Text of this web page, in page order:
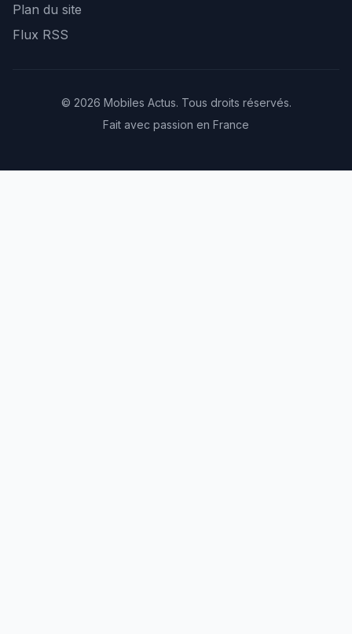
Plan du site
Flux RSS
© 2026 Mobiles Actus. Tous droits réservés.
Fait avec passion en France